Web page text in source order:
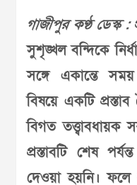
গাজীপুর কণ্ঠ ডেস্ক :
সুশৃঙ্খল বন্দিকে
সঙ্গে একান্তে
বিষয়ে একটি
বিগত
প্রস্তাবটি শেষ
দেওয়া হয়নি।